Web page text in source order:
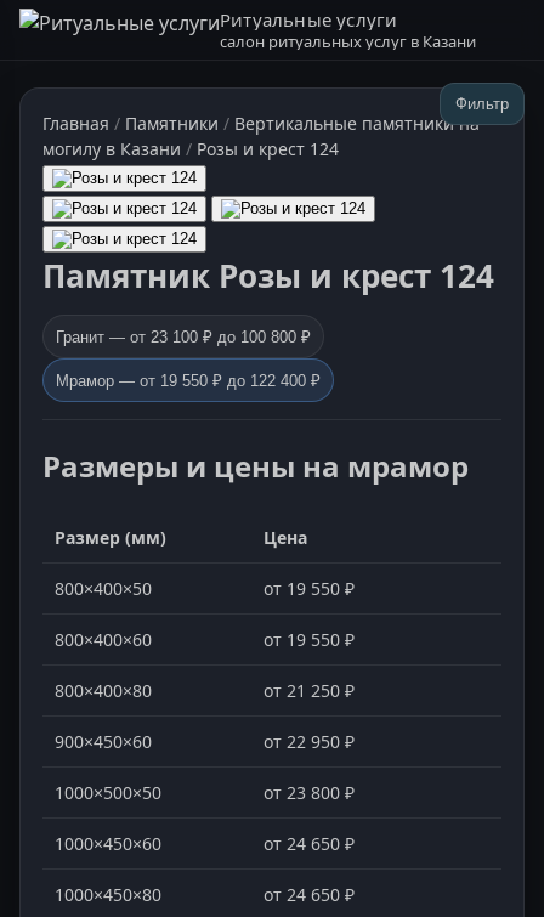
Ритуальные услуги
салон ритуальных услуг в Казани
Фильтр
Главная / Памятники / Вертикальные памятники на
могилу в Казани / Розы и крест 124
Памятник Розы и крест 124
Гранит — от 23 100 ₽ до 100 800 ₽
Мрамор — от 19 550 ₽ до 122 400 ₽
Размеры и цены на мрамор
Размер (мм) Цена
800×400×50 от 19 550 ₽
800×400×60 от 19 550 ₽
800×400×80 от 21 250 ₽
900×450×60 от 22 950 ₽
1000×500×50 от 23 800 ₽
1000×450×60 от 24 650 ₽
1000×450×80 от 24 650 ₽